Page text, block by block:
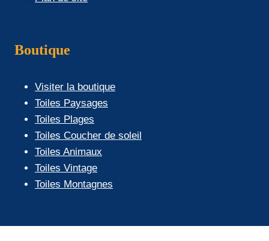
Boutique
Visiter la boutique
Toiles Paysages
Toiles Plages
Toiles Coucher de soleil
Toiles Animaux
Toiles Vintage
Toiles Montagnes